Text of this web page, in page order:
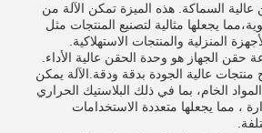
السماكة. هذه الميزة تمكن الآلة من
يجعلها مثالية لتصنيع المنتجات مثل
المنزلية والمنتجات الاستهلاكية.
حقن الجهاز هو وحدة الحقن عالية الأداء.
منتجات عالية الجودة بدقة ودقة.الآلة يمكن
الخام، بما في ذلك البلاستيك الحراري
، مما يجعلها متعددة الاستخدامات